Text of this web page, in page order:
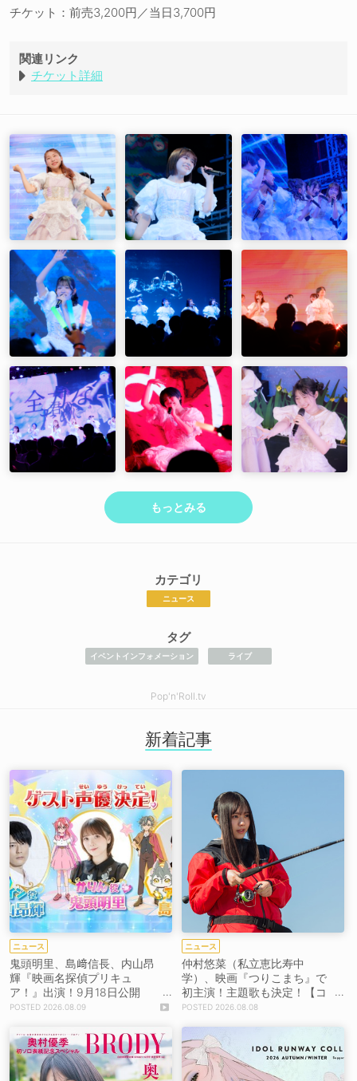
超明快自分自身
グランドマーチ
花々歌唄 -はなばなうたうた-
EN01. 歌の咲く島
チケット：前売3,200円／当日3,700円
関連リンク
チケット詳細
もっとみる
カテゴリ
ニュース
タグ
イベントインフォメーション ライブ
Pop'n'Roll.tv
新着記事
ニュース
鬼頭明里、島﨑信長、内山昂
輝『映画名探偵プリキュ
ア！』出演！9月18日公開
【コメントあり】
2026.08.09
ニュース
仲村悠菜（私立恵比寿中
学）、映画『つりこまち』で
初主演！主題歌も決定！【コ
メントあり】
2026.08.08